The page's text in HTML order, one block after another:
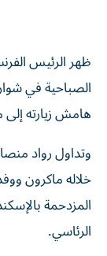
ظهر الرئيس
الصباحية في
هامش زيارته
وتداول رواد
خلاله ماكرون
المزدحمة
الرئاسي.